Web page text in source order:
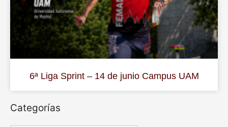
6ª Liga Sprint – 14 de junio Campus UAM
Categorías